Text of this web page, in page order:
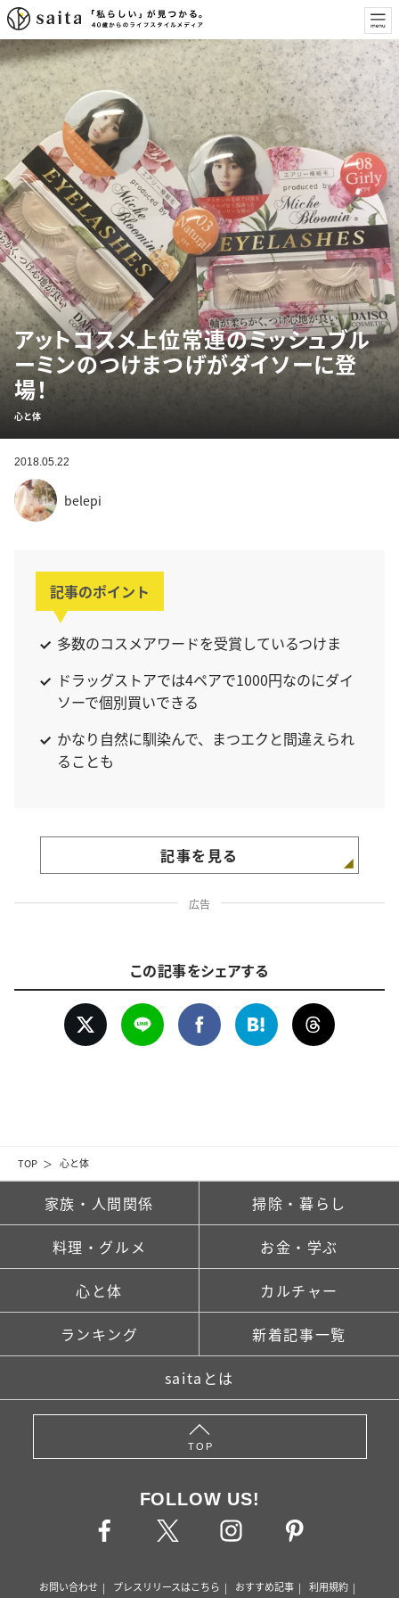
TOP 心と体
アットコスメ上位常連のミッシュブル
ーミンのつけまつげがダイソーに登
場！
心と体
2018.05.22
belepi
記事のポイント
多数のコスメアワードを受賞しているつけま
ドラッグストアでは4ペアで1000円なのにダイ
ソーで個別買いできる
かなり自然に馴染んで、まつエクと間違えられ
ることも
記事を見る
広告
この記事をシェアする
家族・人間関係 掃除・暮らし
料理・グルメ お金・学ぶ
心と体 カルチャー
ランキング 新着記事一覧
saitaとは
TOP
FOLLOW US!
お問い合わせ プレスリリースはこちら おすすめ記事 利用規約